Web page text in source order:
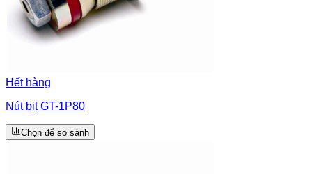
Hết hàng
Nút bịt GT-1P80
Chọn để so sánh